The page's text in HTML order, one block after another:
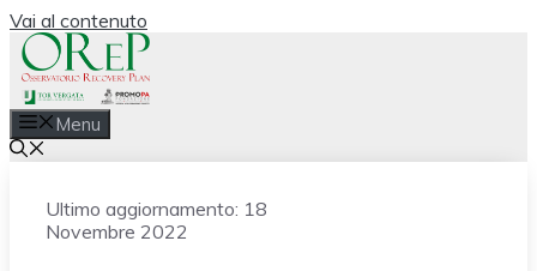
Vai al contenuto
Menu
Ultimo aggiornamento: 18
Novembre 2022